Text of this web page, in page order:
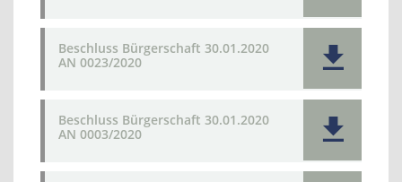
Beschluss Bürgerschaft 30.01.2020
AN 0023/2020
Beschluss Bürgerschaft 30.01.2020
AN 0003/2020